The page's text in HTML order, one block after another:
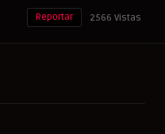
2566 Vistas
Reportar